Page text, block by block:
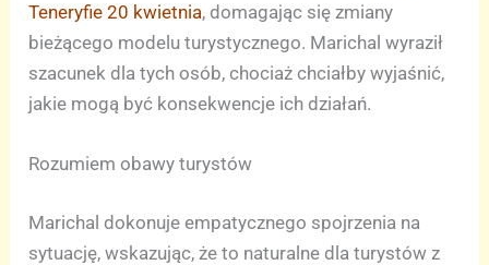
Teneryfie 20 kwietnia, domagając się zmiany
bieżącego modelu turystycznego. Marichal wyraził
szacunek dla tych osób, chociaż chciałby wyjaśnić,
jakie mogą być konsekwencje ich działań.
Rozumiem obawy turystów
Marichal dokonuje empatycznego spojrzenia na
sytuację, wskazując, że to naturalne dla turystów z